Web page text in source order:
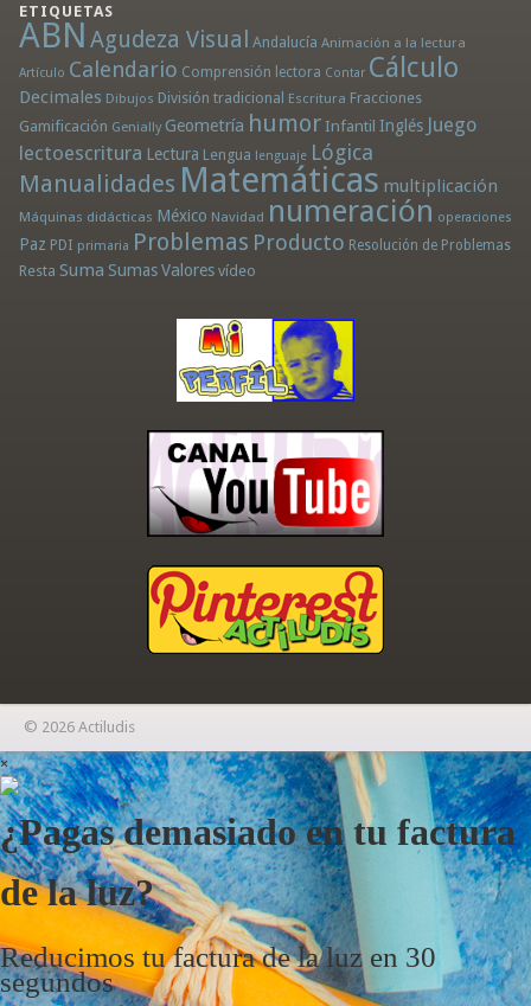
ETIQUETAS
ABN Agudeza Visual Andalucía Animación a la lectura
Artículo Calendario Comprensión lectora Contar Cálculo
Decimales Dibujos División tradicional Escritura Fracciones
Gamificación Genially Geometría humor Infantil Inglés Juego
lectoescritura Lectura Lengua lenguaje Lógica
Manualidades Matemáticas multiplicación
Máquinas didácticas México Navidad numeración operaciones
Paz PDI primaria Problemas Producto Resolución de Problemas
Resta Suma Sumas Valores vídeo
© 2026 Actiludis
×
¿Pagas demasiado en tu factura
de la luz?
Reducimos tu factura de la luz en 30
segundos